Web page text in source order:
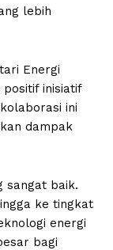
lebih
Energi
positif inisiatif
ini
dampak
sangat baik.
ke tingkat
energi
bagi